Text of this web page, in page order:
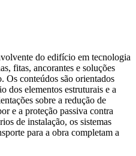
do edifício em tecnologia
fitas, ancorantes e soluções
Os conteúdos são orientados
dos elementos estruturais e a
sobre a redução de
e a proteção passiva contra
de instalação, os sistemas
para a obra completam a